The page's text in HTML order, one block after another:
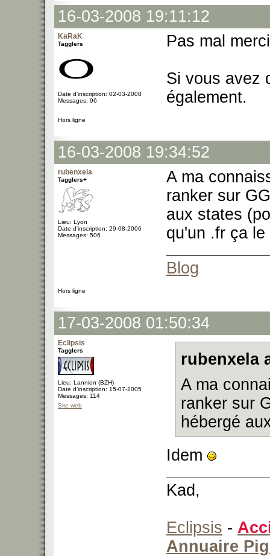
16-03-2008 19:11:12
KaRaK
Tagglers
Date d'inscription: 02-03-2008
Messages: 96
Pas mal
Si vous avez
également.
Hors ligne
16-03-2008 19:34:52
rubenxela
Tagglers+
Lieu: Lyon
Date d'inscription: 29-08-2006
Messages: 506
A ma
ranker sur
aux states
qu'un .fr ça
Blog
Hors ligne
17-03-2008 01:50:34
Eclipsis
Tagglers
Lieu: Lannion (BZH)
Date d'inscription: 15-07-2005
Messages: 114
Site web
rubenxela
A ma
ranker sur
hébergé
Idem
Kad,
Eclipsis -
Annuaire